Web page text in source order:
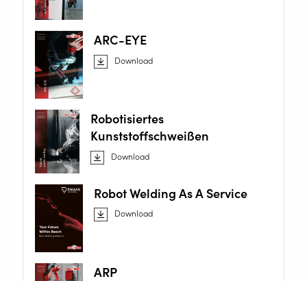
ARC-EYE
Download
Robotisiertes
Kunststoffschweißen
Download
Robot Welding As A Service
Download
ARP